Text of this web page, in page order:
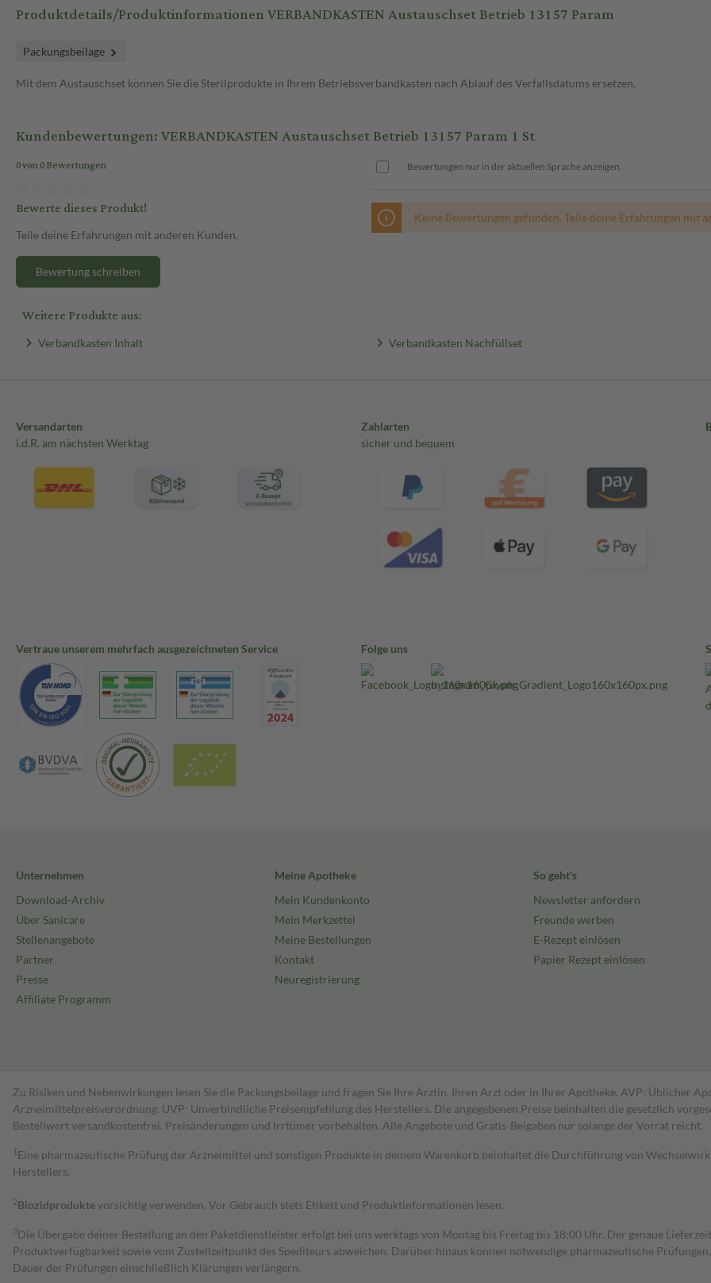
Produktdetails/Produktinformationen VERBANDKASTEN Austauschset Betrieb 13157 Param
Packungsbeilage
Mit dem Austauschset können Sie die Sterilprodukte in Ihrem Betriebsverbandkasten nach Ablauf des Verfallsdatums ersetzen.
Kundenbewertungen: VERBANDKASTEN Austauschset Betrieb 13157 Param 1 St
0 von 0 Bewertungen
Bewerte dieses Produkt!
Teile deine Erfahrungen mit anderen Kunden.
Bewertung schreiben
Bewertungen nur in der aktuellen Sprache anzeigen.
Keine Bewertungen gefunden. Teile deine Erfahrungen mit
Weitere Produkte aus:
Verbandkasten Inhalt Verbandkasten Nachfüllset
Versandarten
i.d.R. am nächsten Werktag
Zahlarten
sicher und bequem
Vertraue unserem mehrfach ausgezeichneten Service Folge uns
Unternehmen
Download-Archiv
Über Sanicare
Stellenangebote
Partner
Presse
Affiliate Programm
Meine Apotheke
Mein Kundenkonto
Mein Merkzettel
Meine Bestellungen
Kontakt
Neuregistrierung
So geht's
Newsletter anfordern
Freunde werben
E-Rezept einlösen
Papier Rezept einlösen
Zu Risiken und Nebenwirkungen lesen Sie die Packungsbeilage und fragen Sie Ihre Ärztin, Ihren Arzt oder in Ihrer Apotheke. AVP: Üblicher
Arzneimittelpreisverordnung. UVP: Unverbindliche Preisempfehlung des Herstellers. Die angegebenen Preise beinhalten die gesetzlich
Bestell­wert versand­kosten­frei. Preisänderungen und Irrtümer vorbehalten. Alle Angebote und Gratis-Beigaben nur solange der Vorrat reicht.
1 Eine pharmazeutische Prüfung der Arzneimittel und sonstigen Produkte in deinem Warenkorb beinhaltet die Durchführung von
Herstellers.
2Biozidproduktevorsichtig verwenden. Vor Gebrauch stets Etikett und Produktinformationen lesen.
3Die Übergabe deiner Bestellung an den Paketdienstleister erfolgt bei uns werktags von Montag bis Freitag bis 18:00 Uhr. Der genaue
Produktverfügbarkeit sowie vom Zustellzeitpunkt des Spediteurs abweichen. Darüber hinaus können notwendige pharmazeutische
Dauer der Prüfungen einschließlich Klärungen verlängern.